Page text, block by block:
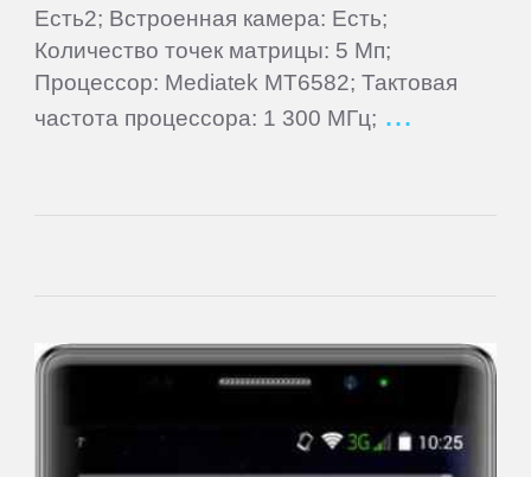
Есть2; Встроенная камера: Есть;
Количество точек матрицы: 5 Мп;
Процессор: Mediatek MT6582; Тактовая
частота процессора: 1 300 МГц;
Digma
eSTAR
Explay